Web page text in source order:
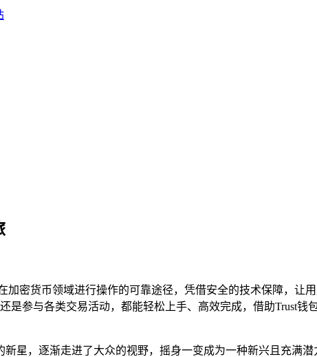
密货币领域进行操作的可靠途径，凭借安全的技术保障，让
参与各类交易活动，都能轻松上手、高效完成，借助Trust钱
新星，逐渐走进了大众的视野，摇身一变成为一种新兴且充满